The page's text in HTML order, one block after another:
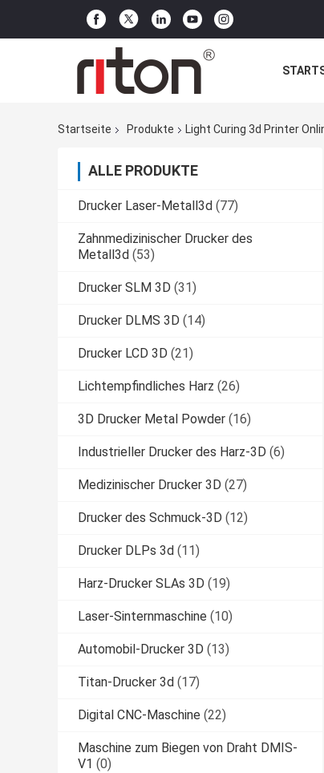
Startseite Produkte Light Curing 3d Printer
ALLE PRODUKTE
Drucker Laser-Metall3d (77)
Zahnmedizinischer Drucker des
Metall3d (53)
Drucker SLM 3D (31)
Drucker DLMS 3D (14)
Drucker LCD 3D (21)
Lichtempfindliches Harz (26)
3D Drucker Metal Powder (16)
Industrieller Drucker des Harz-3D (6)
Medizinischer Drucker 3D (27)
Drucker des Schmuck-3D (12)
Drucker DLPs 3d (11)
Harz-Drucker SLAs 3D (19)
Laser-Sinternmaschine (10)
Automobil-Drucker 3D (13)
Titan-Drucker 3d (17)
Digital CNC-Maschine (22)
Maschine zum Biegen von Draht DMIS-
V1 (0)